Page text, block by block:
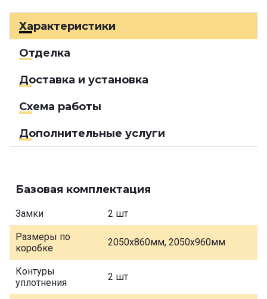
Характеристики
Отделка
Доставка и установка
Схема работы
Дополнительные услуги
Базовая комплектация
Замки 2 шт
Размеры по
коробке
2050х860мм, 2050х960мм
Контуры
уплотнения
2 шт